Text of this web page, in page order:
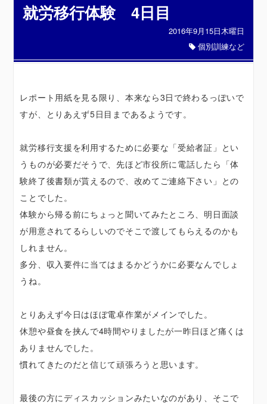
就労移行体験 4日目
2016年9月15日木曜日
個別訓練など
レポート用紙を見る限り、本来なら3日で終わるっぽいで
すが、とりあえず5日目まであるようです。
就労移行支援を利用するために必要な「受給者証」とい
うものが必要だそうで、先ほど市役所に電話したら「体
験終了後書類が貰えるので、改めてご連絡下さい」との
ことでした。
体験から帰る前にちょっと聞いてみたところ、明日面談
が用意されてるらしいのでそこで渡してもらえるのかも
しれません。
多分、収入要件に当てはまるかどうかに必要なんでしょ
うね。
とりあえず今日はほぼ電卓作業がメインでした。
休憩や昼食を挟んで4時間やりましたが一昨日ほど痛くは
ありませんでした。
慣れてきたのだと信じて頑張ろうと思います。
最後の方にディスカッションみたいなのがあり、そこで